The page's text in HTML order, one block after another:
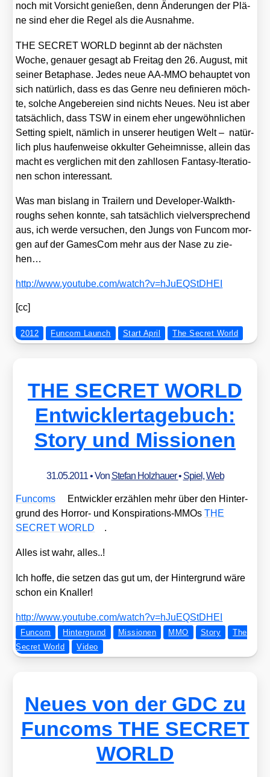
noch mit Vor­sicht genie­ßen, denn Ände­run­gen der Plä­
ne sind eher die Regel als die Aus­nah­me.
THE SECRET WORLD beginnt ab der nächs­ten
Woche, genau­er gesagt ab Frei­tag den 26. August, mit
sei­ner Beta­pha­se. Jedes neue AA-MMO behaup­tet von
sich natür­lich, dass es das Gen­re neu defi­nie­ren möch­
te, sol­che Ange­be­rei­en sind nichts Neu­es. Neu ist aber
tat­säch­lich, dass TSW in einem eher unge­wöhn­li­chen
Set­ting spielt, näm­lich in unse­rer heu­ti­gen Welt – natür­
lich plus hau­fen­wei­se okkul­ter Geheim­nis­se, allein das
macht es ver­gli­chen mit den zahl­lo­sen Fan­ta­sy-Ite­ra­tio­
nen schon inter­es­sant.
Was man bis­lang in Trai­lern und Deve­lo­per-Walk­th­
roughs sehen konn­te, sah tat­säch­lich viel­ver­spre­chend
aus, ich wer­de ver­su­chen, den Jungs von Fun­com mor­
gen auf der Games­Com mehr aus der Nase zu zie­
hen…
http://​www​.you​tube​.com/​w​a​t​c​h​?​v​=​h​J​u​E​Q​S​t​D​HEI
[cc]
2012 Funcom Launch Start April The Secret World
THE SECRET WORLD
Entwicklertagebuch:
Story und Missionen
31.05.2011• Von Stefan Holzhauer• Spiel,Web
Fun­coms
Ent­wick­ler erzäh­len mehr über den Hin­ter­
grund des Hor­ror- und Kon­spi­ra­ti­ons-MMOsTHE
SECRET WORLD
.
Alles ist wahr, alles..!
Ich hof­fe, die set­zen das gut um, der Hin­ter­grund wäre
schon ein Knal­ler!
http://​www​.you​tube​.com/​w​a​t​c​h​?​v​=​h​J​u​E​Q​S​t​D​HEI
Funcom Hintergrund Missionen MMO Story
The
Secret World
Video
Neues von der GDC zu
Funcoms THE SECRET
WORLD